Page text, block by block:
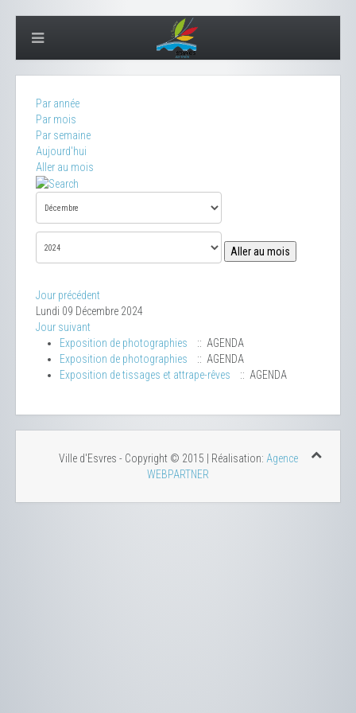
Par année
Par mois
Par semaine
Aujourd'hui
Aller au mois
Aller au mois
Jour précédent
Lundi 09 Décembre 2024
Jour suivant
Exposition de photographies
:: AGENDA
Exposition de photographies
:: AGENDA
Exposition de tissages et attrape-rêves
:: AGENDA
Ville d'Esvres - Copyright © 2015 | Réalisation: Agence
WEBPARTNER